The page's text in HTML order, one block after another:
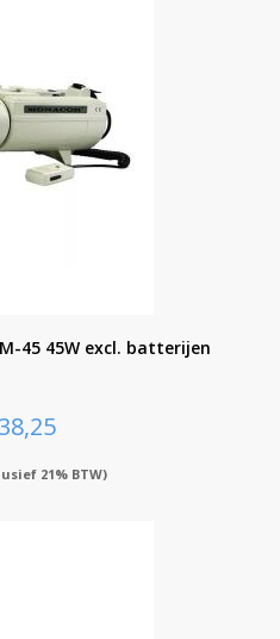
45 45W excl. batterijen
21% BTW)